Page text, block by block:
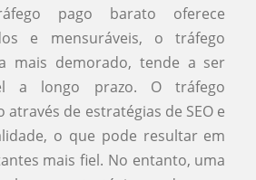
pago barato oferece
e mensuráveis, o tráfego
mais demorado, tende a ser
a longo prazo. O tráfego
através de estratégias de SEO e
o que pode resultar em
mais fiel. No entanto, uma